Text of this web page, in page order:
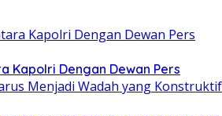
Kapolri Dengan Dewan Pers